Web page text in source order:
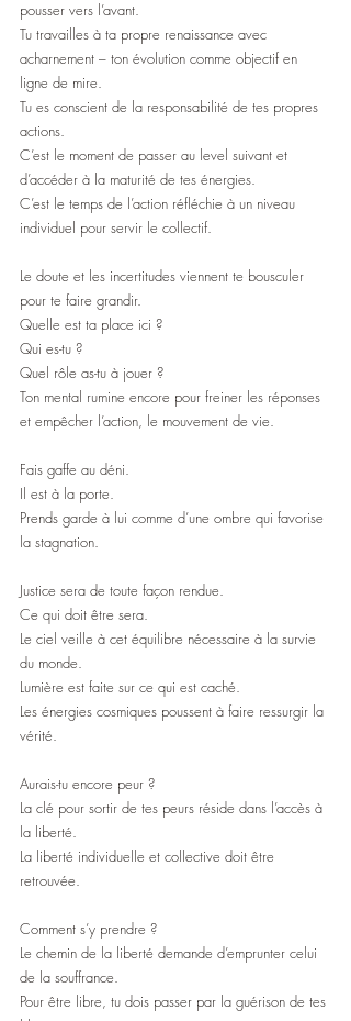
pousser vers l’avant.
Tu travailles à ta propre renaissance avec
acharnement – ton évolution comme objectif en
ligne de mire.
Tu es conscient de la responsabilité de tes propres
actions.
C’est le moment de passer au level suivant et
d’accéder à la maturité de tes énergies.
C’est le temps de l’action réfléchie à un niveau
individuel pour servir le collectif.
Le doute et les incertitudes viennent te bousculer
pour te faire grandir.
Quelle est ta place ici ?
Qui es-tu ?
Quel rôle as-tu à jouer ?
Ton mental rumine encore pour freiner les réponses
et empêcher l’action, le mouvement de vie.
Fais gaffe au déni.
Il est à la porte.
Prends garde à lui comme d’une ombre qui favorise
la stagnation.
Justice sera de toute façon rendue.
Ce qui doit être sera.
Le ciel veille à cet équilibre nécessaire à la survie
du monde.
Lumière est faite sur ce qui est caché.
Les énergies cosmiques poussent à faire ressurgir la
vérité.
Aurais-tu encore peur ?
La clé pour sortir de tes peurs réside dans l’accès à
la liberté.
La liberté individuelle et collective doit être
retrouvée.
Comment s’y prendre ?
Le chemin de la liberté demande d’emprunter celui
de la souffrance.
Pour être libre, tu dois passer par la guérison de tes